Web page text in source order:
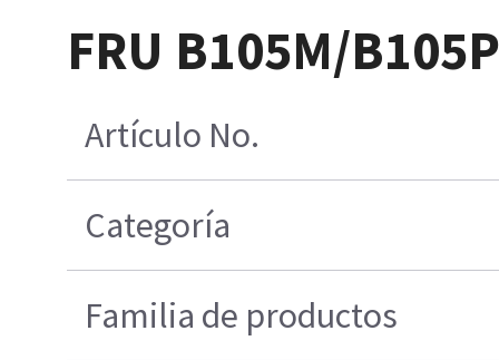
FRU B105M/
Artículo No.
Categoría
Familia de productos